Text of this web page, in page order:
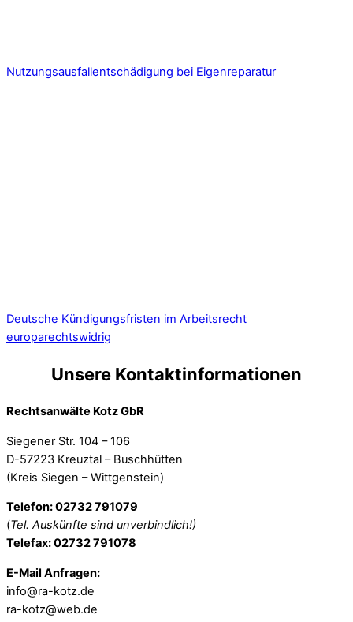
Nutzungsausfallentschädigung bei Eigenreparatur
Deutsche Kündigungsfristen im Arbeitsrecht
europarechtswidrig
Unsere Kontaktinformationen
Rechtsanwälte Kotz GbR
Siegener Str. 104 – 106
D-57223 Kreuztal – Buschhütten
(Kreis Siegen – Wittgenstein)
Telefon: 02732 791079
(Tel. Auskünfte sind unverbindlich!)
Telefax: 02732 791078
E-Mail Anfragen:
info@ra-kotz.de
ra-kotz@web.de